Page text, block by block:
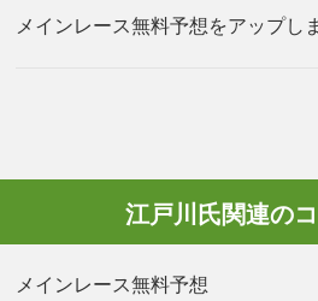
メインレース無料予想をアップし
江戸川氏関連の
メインレース無料予想